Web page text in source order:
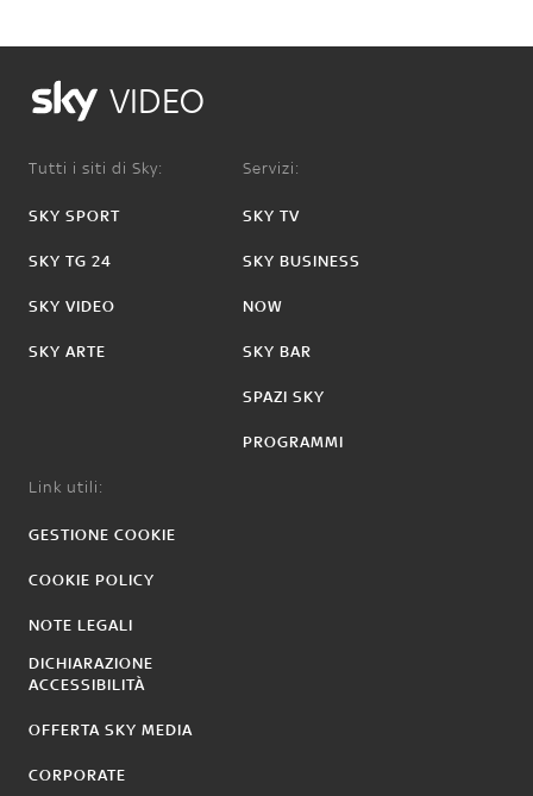
VIDEO
Tutti i siti di Sky:
SKY SPORT
SKY TG 24
SKY VIDEO
SKY ARTE
Servizi:
SKY TV
SKY BUSINESS
NOW
SKY BAR
SPAZI SKY
PROGRAMMI
Link utili:
GESTIONE COOKIE
COOKIE POLICY
NOTE LEGALI
DICHIARAZIONE
ACCESSIBILITÀ
OFFERTA SKY MEDIA
CORPORATE